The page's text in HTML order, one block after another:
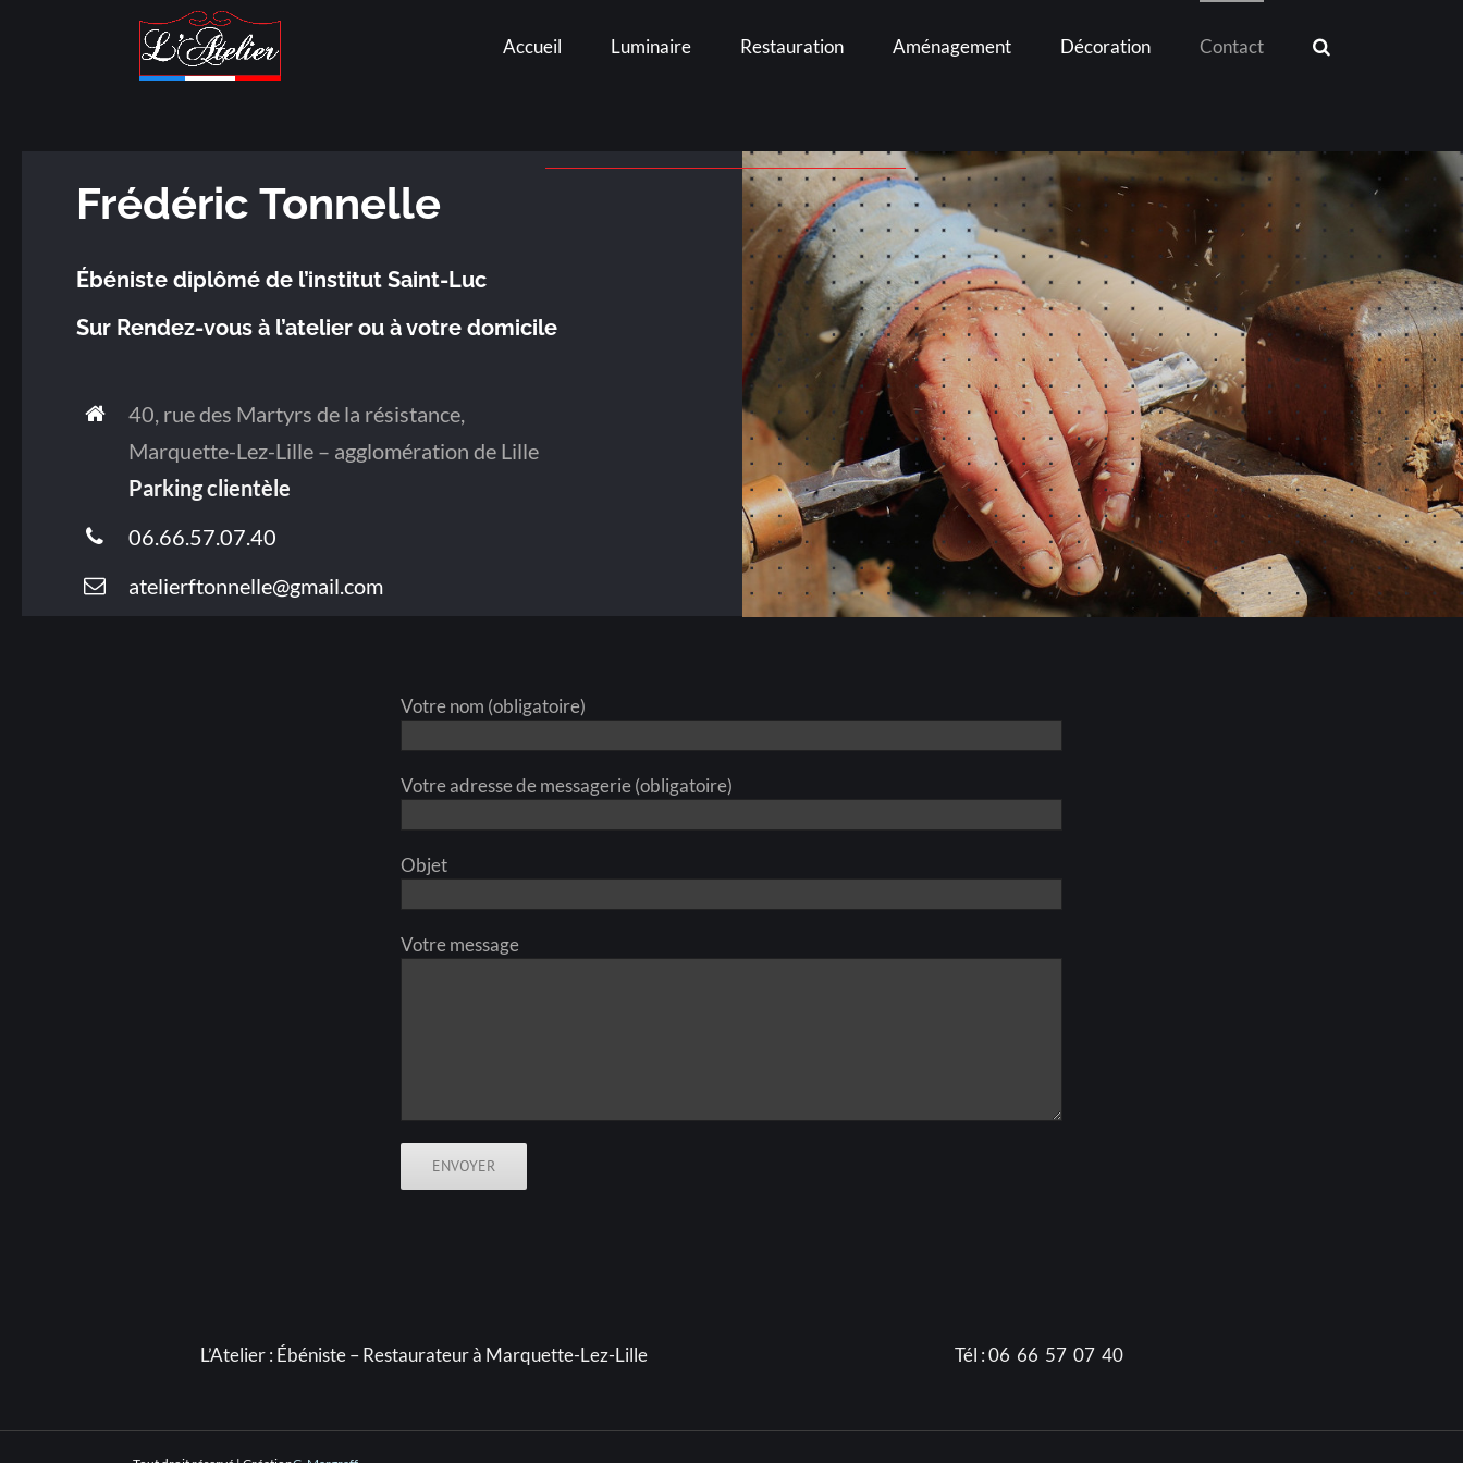
Accueil Luminaire Restauration Aménagement Décoration Contact
Frédéric Tonnelle
Ébéniste diplômé de l’institut Saint-Luc
Sur Rendez-vous à l’atelier ou à votre domicile
40, rue des Martyrs de la résistance,
Marquette-Lez-Lille – agglomération de Lille
Parking clientèle
06.66.57.07.40
atelierftonnelle@gmail.com
Votre nom (obligatoire)
Votre adresse de messagerie (obligatoire)
Objet
Votre message
L’Atelier : Ébéniste – Restaurateur à Marquette-Lez-Lille Tél : 06 66 57 07 40